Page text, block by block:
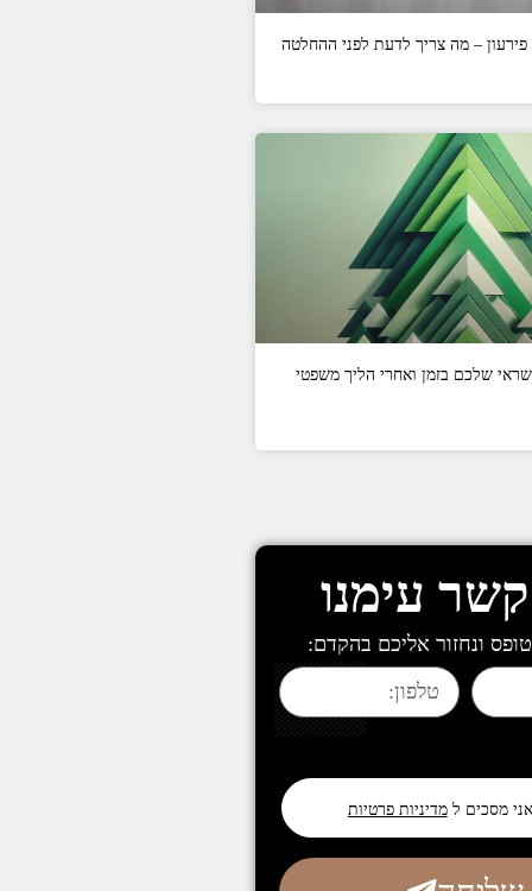
– מה צריך לדעת לפני ההחלטה
שלכם בזמן ואחרי הליך משפטי
עימנו
ונחזור אליכם בהקדם:
מסכים למדיניות פרטיות